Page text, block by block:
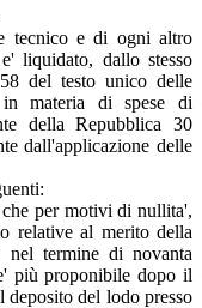
e di ogni altro
liquidato, dallo stesso
del testo unico delle
in materia di spese di
della Repubblica 30
dall'applicazione delle
per motivi di nullita',
relative al merito della
nel termine di novanta
più proponibile dopo il
deposito del lodo presso